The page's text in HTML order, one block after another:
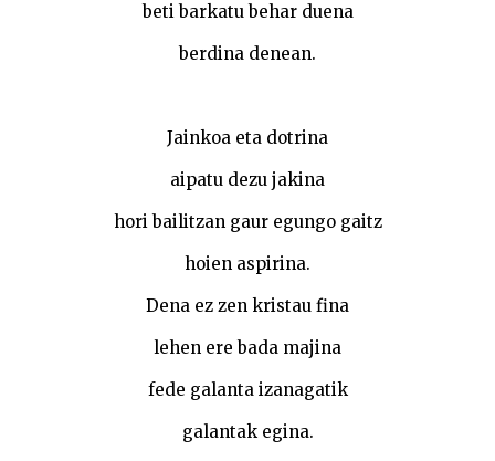
beti barkatu behar duena
berdina denean.
Jainkoa eta dotrina
aipatu dezu jakina
hori bailitzan gaur egungo gaitz
hoien aspirina.
Dena ez zen kristau fina
lehen ere bada majina
fede galanta izanagatik
galantak egina.